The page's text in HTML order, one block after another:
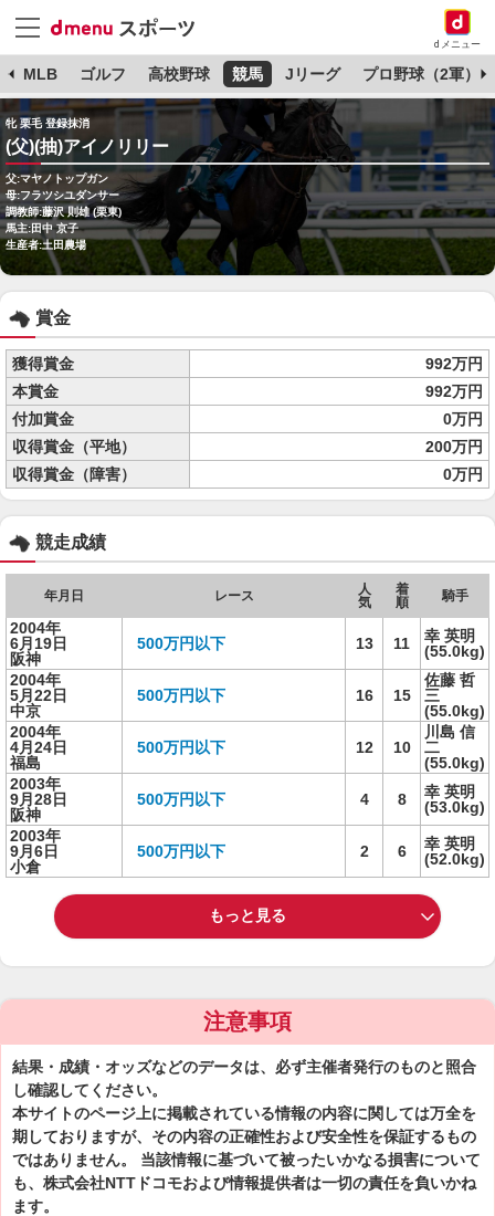
dメニュー
MLB ゴルフ 高校野球 競馬 Jリーグ プロ野球（2軍）
牝 栗毛 登録抹消
(父)(抽)アイノリリー
父:マヤノトップガン
母:フラツシユダンサー
調教師:藤沢 則雄 (栗東)
馬主:田中 京子
生産者:土田農場
賞金
獲得賞金
992万円
本賞金
992万円
付加賞金
0万円
収得賞金（平地）
200万円
収得賞金（障害）
0万円
競走成績
年月日 レース
人
気
着
順
騎手
2004年
6月19日
阪神
500万円以下 13 11
幸 英明
(55.0kg)
2004年
5月22日
中京
500万円以下 16 15
佐藤 哲
三
(55.0kg)
2004年
4月24日
福島
500万円以下 12 10
川島 信
二
(55.0kg)
2003年
9月28日
阪神
500万円以下 4 8
幸 英明
(53.0kg)
2003年
9月6日
小倉
500万円以下 2 6
幸 英明
(52.0kg)
もっと見る
注意事項
結果・成績・オッズなどのデータは、必ず主催者発行のものと照合
し確認してください。
本サイトのページ上に掲載されている情報の内容に関しては万全を
期しておりますが、その内容の正確性および安全性を保証するもの
ではありません。 当該情報に基づいて被ったいかなる損害について
も、株式会社NTTドコモおよび情報提供者は一切の責任を負いかね
ます。